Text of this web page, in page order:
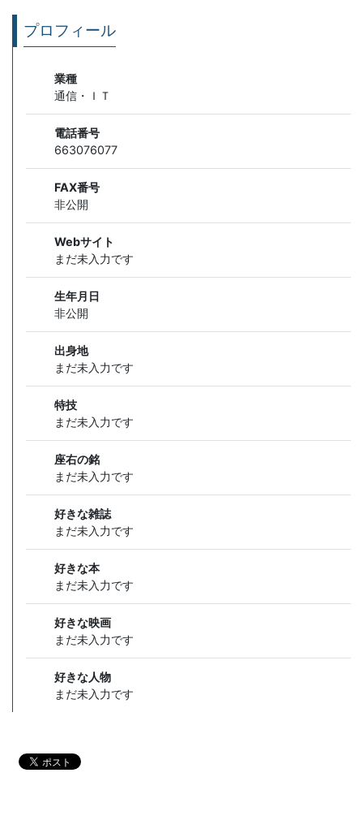
プロフィール
業種
通信・ＩＴ
電話番号
663076077
FAX番号
非公開
Webサイト
まだ未入力です
生年月日
非公開
出身地
まだ未入力です
特技
まだ未入力です
座右の銘
まだ未入力です
好きな雑誌
まだ未入力です
好きな本
まだ未入力です
好きな映画
まだ未入力です
好きな人物
まだ未入力です